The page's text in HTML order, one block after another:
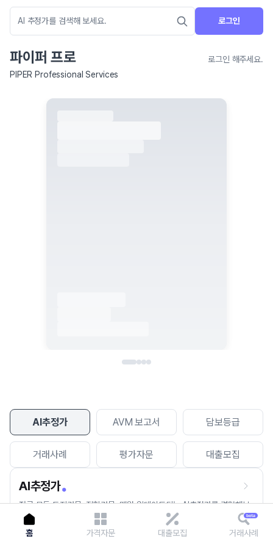
로그인
파이퍼 프로
로그인 해주세요.
PIPER Professional Services
AI추정가 AVM 보고서 담보등급
거래사례 평가자문 대출모집
AI추정가
전국 모든 토지건물, 집합건물, 매월 업데이트되는 AI추정가를 경험해보
세요.
홈 가격자문 대출모집 거래사례